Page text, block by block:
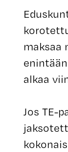
maksaa
alkaa
Jos TE-